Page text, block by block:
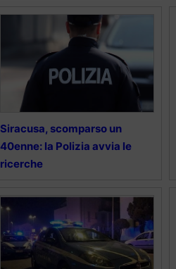
Siracusa, scomparso un
40enne: la Polizia avvia le
ricerche